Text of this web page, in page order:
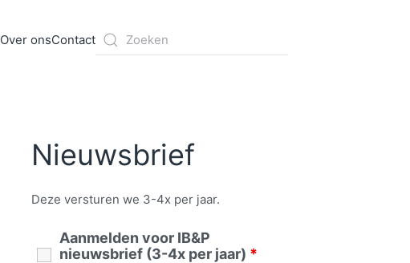
Over onsContact
Nieuwsbrief
Deze versturen we 3-4x per jaar.
Aanmelden voor IB&P
nieuwsbrief (3-4x per jaar) *